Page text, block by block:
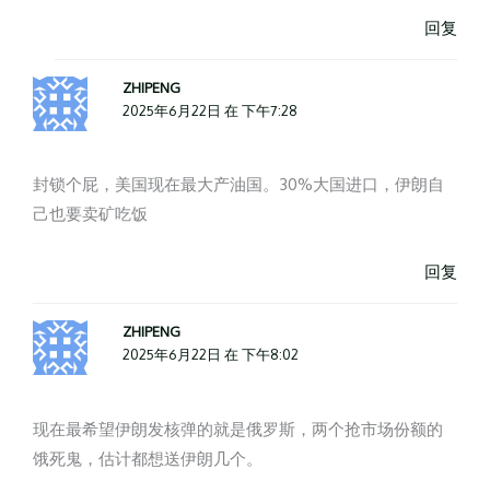
回复
ZHIPENG
2025年6月22日 在 下午7:28
封锁个屁，美国现在最大产油国。30%大国进口，伊朗自
己也要卖矿吃饭
回复
ZHIPENG
2025年6月22日 在 下午8:02
现在最希望伊朗发核弹的就是俄罗斯，两个抢市场份额的
饿死鬼，估计都想送伊朗几个。